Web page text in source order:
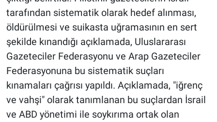
tarafından sistematik olarak hedef alınması,
öldürülmesi ve suikasta uğramasının en sert
şekilde kınandığı açıklamada, Uluslararası
Gazeteciler Federasyonu ve Arap Gazeteciler
Federasyonuna bu sistematik suçları
kınamaları çağrısı yapıldı. Açıklamada, "iğrenç
ve vahşi" olarak tanımlanan bu suçlardan İsrail
ve ABD yönetimi ile soykırıma ortak olan